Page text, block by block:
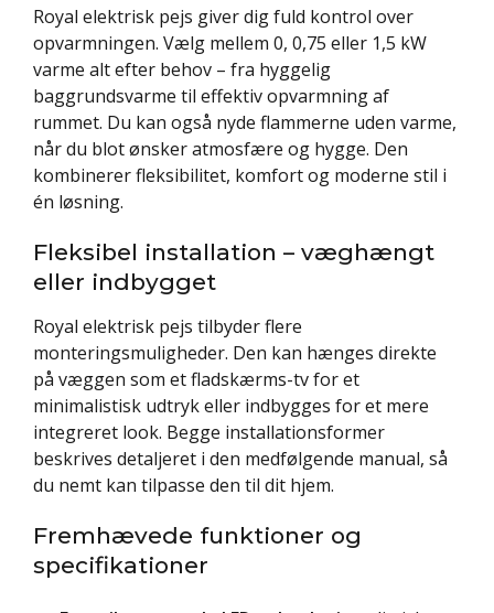
Royal elektrisk pejs giver dig fuld kontrol over
opvarmningen. Vælg mellem 0, 0,75 eller 1,5 kW
varme alt efter behov – fra hyggelig
baggrundsvarme til effektiv opvarmning af
rummet. Du kan også nyde flammerne uden varme,
når du blot ønsker atmosfære og hygge. Den
kombinerer fleksibilitet, komfort og moderne stil i
én løsning.
Fleksibel installation – væghængt
eller indbygget
Royal elektrisk pejs tilbyder flere
monteringsmuligheder. Den kan hænges direkte
på væggen som et fladskærms-tv for et
minimalistisk udtryk eller indbygges for et mere
integreret look. Begge installationsformer
beskrives detaljeret i den medfølgende manual, så
du nemt kan tilpasse den til dit hjem.
Fremhævede funktioner og
specifikationer